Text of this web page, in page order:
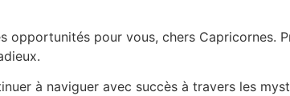
opportunités pour vous, chers Capricornes.
à naviguer avec succès à travers les